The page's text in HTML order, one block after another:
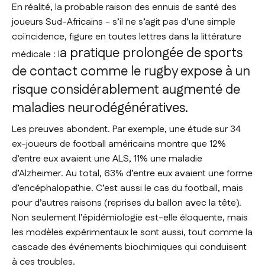
En réalité, la probable raison des ennuis de santé des
joueurs Sud-Africains - s’il ne s’agit pas d’une simple
coïncidence, figure en toutes lettres dans la littérature
médicale : la pratique prolongée de sports
de contact comme le rugby expose à un
risque considérablement augmenté de
maladies neurodégénératives.
Les preuves abondent. Par exemple, une étude sur 34
ex-joueurs de football américains montre que 12%
d’entre eux avaient une ALS, 11% une maladie
d’Alzheimer. Au total, 63% d’entre eux avaient une forme
d’encéphalopathie. C’est aussi le cas du football, mais
pour d’autres raisons (reprises du ballon avec la tête).
Non seulement l’épidémiologie est-elle éloquente, mais
les modèles expérimentaux le sont aussi, tout comme la
cascade des événements biochimiques qui conduisent
à ces troubles.